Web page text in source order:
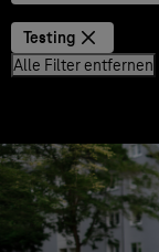
Testing
Alle Filter entfernen